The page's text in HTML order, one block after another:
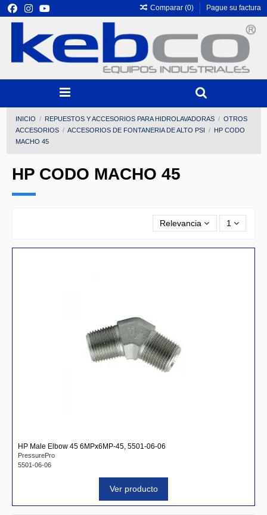
Comparar (0) Pague su factura
INICIO REPUESTOS Y ACCESORIOS PARA HIDROLAVADORAS
OTROS
ACCESORIOS
ACCESORIOS DE FONTANERIA DE ALTO PSI
HP CODO
MACHO 45
HP CODO MACHO 45
Relevancia 1
HP Male Elbow 45 6MPx6MP-45, 5501-06-06
PressurePro
5501-06-06
Ver producto